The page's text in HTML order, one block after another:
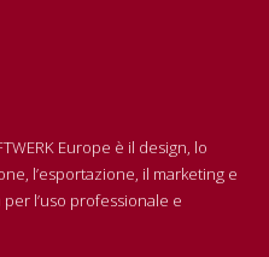
Europe è il design, lo
l’esportazione, il marketing e
l’uso professionale e